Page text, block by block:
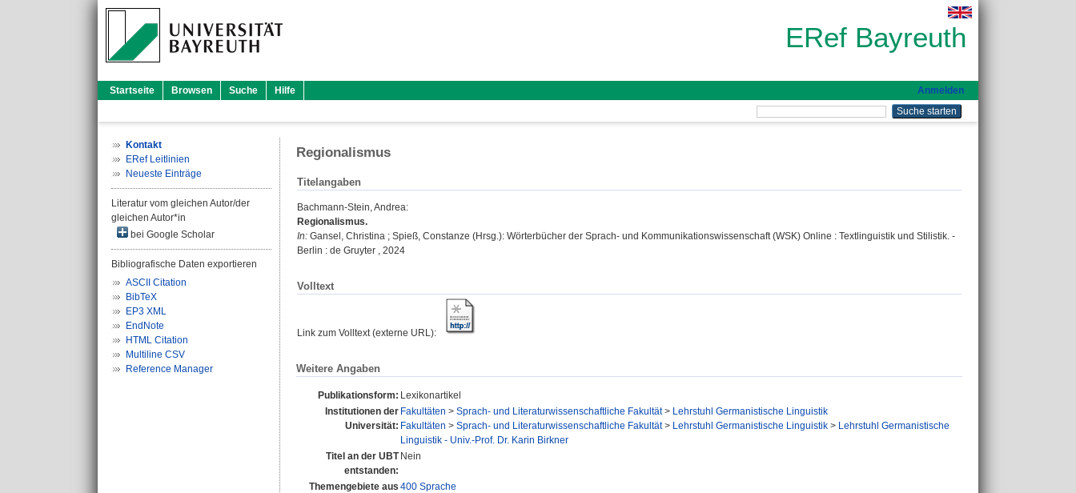
ERef Bayreuth
Startseite Browsen Suche Hilfe Anmelden
Kontakt
ERef Leitlinien
Neueste Einträge
Literatur vom gleichen Autor/der
gleichen Autor*in
bei Google Scholar
Bibliografische Daten exportieren
ASCII Citation
BibTeX
EP3 XML
EndNote
HTML Citation
Multiline CSV
Reference Manager
Regionalismus
Titelangaben
Bachmann-Stein, Andrea:
Regionalismus.
In: Gansel, Christina ; Spieß, Constanze (Hrsg.): Wörterbücher der Sprach- und Kommunikationswissenschaft (WSK) Online : Textlinguistik und Stilistik. -
Berlin : de Gruyter , 2024
Volltext
Link zum Volltext (externe URL):
Weitere Angaben
Publikationsform: Lexikonartikel
Institutionen der
Universität:
Fakultäten > Sprach- und Literaturwissenschaftliche Fakultät> Lehrstuhl Germanistische Linguistik
Fakultäten > Sprach- und Literaturwissenschaftliche Fakultät> Lehrstuhl Germanistische Linguistik > Lehrstuhl Germanistische
Linguistik - Univ.-Prof. Dr. Karin Birkner
Titel an der UBT
entstanden:
Nein
Themengebiete aus 400 Sprache